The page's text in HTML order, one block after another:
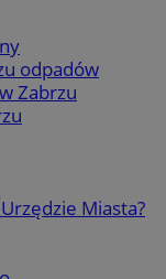
odpadów
Zabrzu
Miasta?